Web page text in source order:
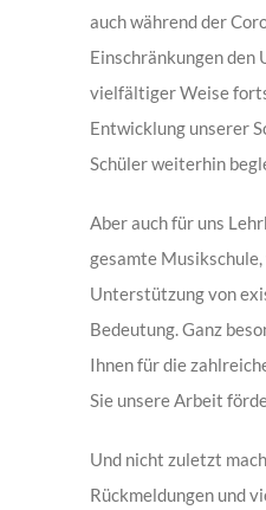
auch während der
Einschränkungen den
vielfältiger Weise
Entwicklung unserer
Schüler weiterhin
Aber auch für uns
gesamte
Unterstützung von
Bedeutung. Ganz
Ihnen für die
Sie unsere Arbeit
Und nicht zuletzt
Rückmeldungen und